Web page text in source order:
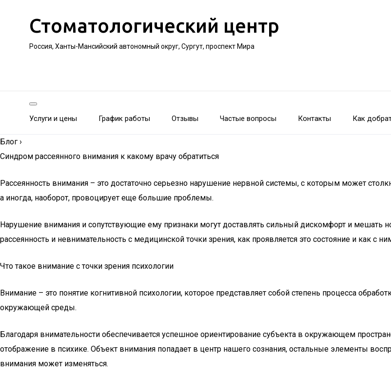
Стоматологический центр
Россия, Ханты-Мансийский автономный округ, Сургут, проспект Мира
Услуги и цены График работы Отзывы Частые вопросы Контакты Как
Блог ›
Синдром рассеянного внимания к какому врачу обратиться
Рассеянность внимания – это достаточно серьезно нарушение нервной системы, с которым может
а иногда, наоборот, провоцирует еще большие проблемы.
Нарушение внимания и сопутствующие ему признаки могут доставлять сильный дискомфорт и мешать
рассеянность и невнимательность с медицинской точки зрения, как проявляется это состояние и как с
Что такое внимание с точки зрения психологии
Внимание – это понятие когнитивной психологии, которое представляет собой степень процесса
окружающей среды.
Благодаря внимательности обеспечивается успешное ориентирование субъекта в окружающем
отображение в психике. Объект внимания попадает в центр нашего сознания, остальные элементы
внимания может изменяться.